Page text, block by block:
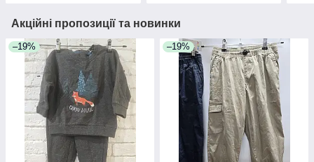
Акційні пропозиції та новинки
–19% –19%